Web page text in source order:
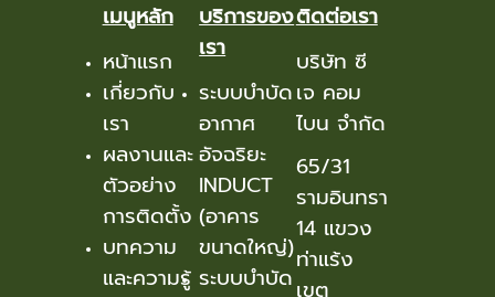
เมนูหลัก
หน้าแรก
เกี่ยวกับ
เรา
ผลงานและ
ตัวอย่าง
การติดตั้ง
บทความ
และความรู้
บริการของ
เรา
ระบบบำบัด
อากาศ
อัจฉริยะ
INDUCT
(อาคาร
ขนาดใหญ่)
ระบบบำบัด
ติดต่อเรา
บริษัท ซี
เจ คอม
ไบน จำกัด
65/31
รามอินทรา
14 แขวง
ท่าแร้ง
เขต